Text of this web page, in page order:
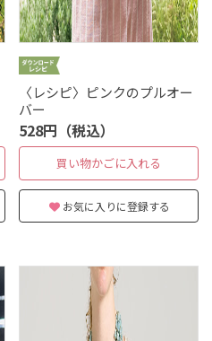
〈レシピ〉ピンクのプルオー
バー
528円（税込）
買い物かごに入れる
お気に入りに登録する